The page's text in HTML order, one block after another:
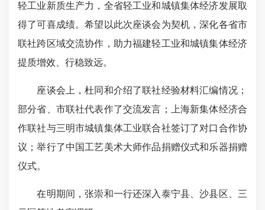
轻工业新质生产力，全省轻工业和城镇集体经济发展取
得了可喜成绩。希望以此次座谈会为契机，深化各省市
联社跨区域交流协作，助力福建轻工业和城镇集体经济
提质增效、行稳致远。
座谈会上，杜同和介绍了联社经验材料汇编情况；
部分省、市联社代表作了交流发言；上海新集体经济合
作联社与三明市城镇集体工业联合社签订了对口合作协
议；举行了中国工艺美术大师作品捐赠仪式和乐器捐赠
仪式。
在明期间，张崇和一行还深入泰宁县、沙县区、三